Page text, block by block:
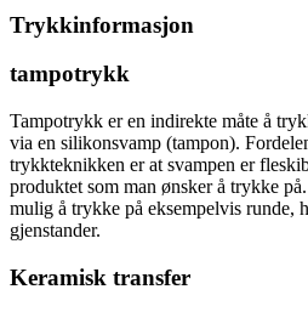
Trykkinformasjon
tampotrykk
Tampotrykk er en indirekte måte å
via en silikonsvamp (tampon).
trykkteknikken er at svampen er
produktet som man ønsker å trykke
mulig å trykke på eksempelvis runde,
gjenstander.
Keramisk transfer